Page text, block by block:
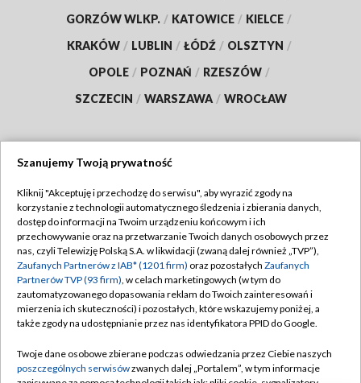
GORZÓW WLKP. / KATOWICE / KIELCE /
KRAKÓW / LUBLIN / ŁÓDŹ / OLSZTYN /
OPOLE / POZNAŃ / RZESZÓW /
SZCZECIN / WARSZAWA / WROCŁAW
TVP
Abonament TVP
Emisja w TVP
Centrum informacji TVP
Naziemna Telewizja Cyfrowa
Rada Programowa
Regulamin TVP
Polityka prywatności
Moje zgody
Pomoc
Kontakt
Szanujemy Twoją prywatność
Kliknij "Akceptuję i przechodzę do serwisu", aby wyrazić zgody na
korzystanie z technologii automatycznego śledzenia i zbierania danych,
dostęp do informacji na Twoim urządzeniu końcowym i ich
przechowywanie oraz na przetwarzanie Twoich danych osobowych przez
nas, czyli Telewizję Polską S.A. w likwidacji (zwaną dalej również „TVP”),
Zaufanych Partnerów z IAB* (1201 firm) oraz pozostałych Zaufanych
Partnerów TVP (93 firm), w celach marketingowych (w tym do
zautomatyzowanego dopasowania reklam do Twoich zainteresowań i
mierzenia ich skuteczności) i pozostałych, które wskazujemy poniżej, a
także zgody na udostępnianie przez nas identyfikatora PPID do Google.
Twoje dane osobowe zbierane podczas odwiedzania przez Ciebie naszych
poszczególnych serwisówzwanych dalej „Portalem”, w tym informacje